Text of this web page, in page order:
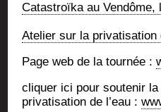
Catas­troï­ka au Ven­dôme,
Ate­lier sur la pri­va­ti­sa­tion
Page web de la tour­née :
cli­quer ici pour sou­te­nir la
pri­va­ti­sa­tion de l’eau :